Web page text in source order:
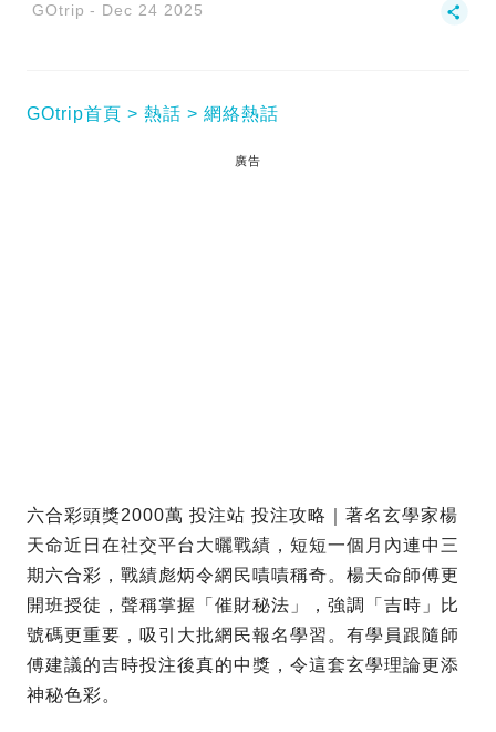
GOtrip Dec 24 2025
GOtrip首頁 熱話 網絡熱話
廣告
六合彩頭獎2000萬 投注站 投注攻略｜著名玄學家楊
天命近日在社交平台大曬戰績，短短一個月內連中三
期六合彩，戰績彪炳令網民嘖嘖稱奇。楊天命師傅更
開班授徒，聲稱掌握「催財秘法」，強調「吉時」比
號碼更重要，吸引大批網民報名學習。有學員跟隨師
傅建議的吉時投注後真的中獎，令這套玄學理論更添
神秘色彩。